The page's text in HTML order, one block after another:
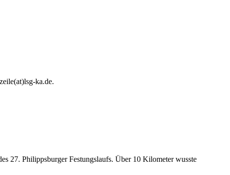
ka.de.
27. Philippsburger Festungslaufs. Über 10 Kilometer wusste